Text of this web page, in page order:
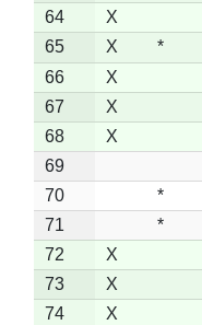
64
X
65
X *
66
X
67
X
68
X
69
70
*
71
*
72
X
73
X
74
X